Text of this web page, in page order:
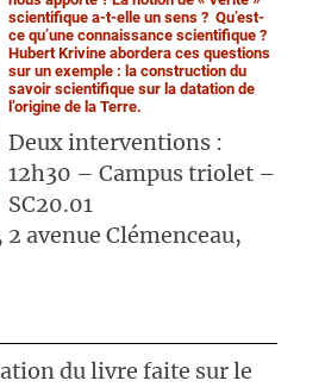
scientifique a-t-elle un sens ? Qu’est-
ce qu’une connaissance scientifique ?
Hubert Krivine abordera ces questions
sur un exemple : la construction du
savoir scientifique sur la datation de
l’origine de la Terre.
Deux interventions :
12h30 – Campus triolet –
SC20.01
avenue Clémenceau,
du livre faite sur le